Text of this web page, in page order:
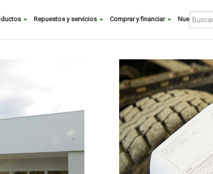
Buscar
Repuestos y servicios Comprar y financiar Nuestra